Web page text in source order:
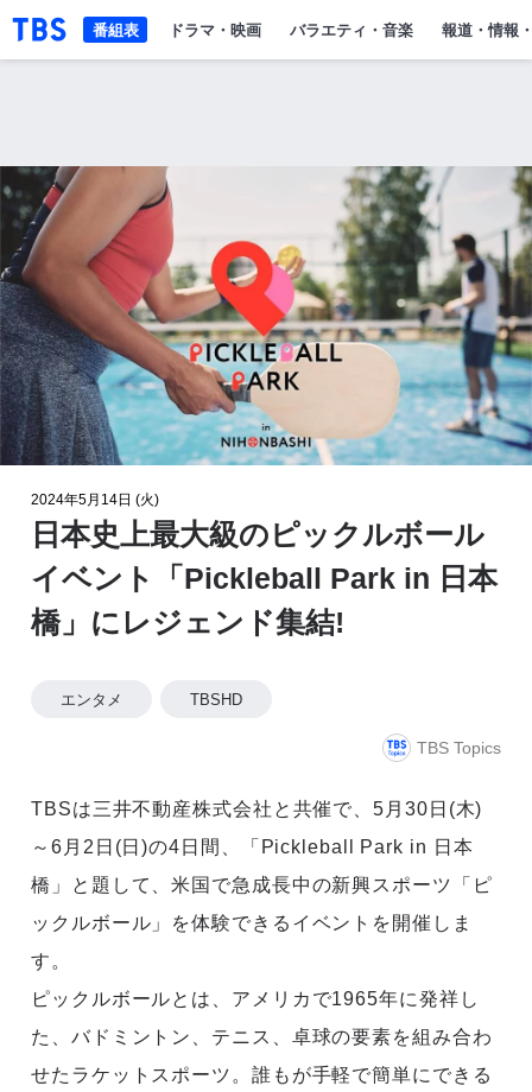
「TBSテレビ」トップページ
ドラマ・映画 バラエティ・音楽 報道・情報
番組表
2024年5月14日 (火)
日本史上最大級のピックルボール
イベント「Pickleball Park in 日本
橋」にレジェンド集結!
エンタメ TBSHD
TBS Topics
TBSは三井不動産株式会社と共催で、5月30日(木)
～6月2日(日)の4日間、「Pickleball Park in 日本
橋」と題して、米国で急成長中の新興スポーツ「ピ
ックルボール」を体験できるイベントを開催しま
す。
ピックルボールとは、アメリカで1965年に発祥し
た、バドミントン、テニス、卓球の要素を組み合わ
せたラケットスポーツ。誰もが手軽で簡単にできる